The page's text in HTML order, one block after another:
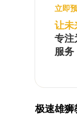
立即
让未
专注
服务
极速雄狮